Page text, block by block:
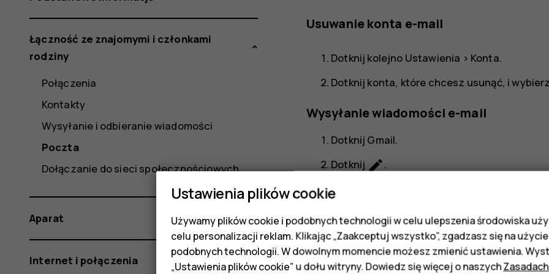
Usuwanie konta e-mail
Dotknij kolejno Ustawienia > Konta.
Dotknij konta, które chcesz usunąć, i wybierz
Wysyłanie wiadomości e-mail
Dotknij Gmail.
Dotknij create.
W polu
Wpisz temat i treść wiadomości e-mail.
Dotknijsend.
Łączność ze znajomymi i członkami
rodziny
Połączenia
Kontakty
Wysyłanie i odbieranie wiadomości
Poczta
Dołączanie do sieci społecznościowych
Aparat
Internet i połączenia
Ustawienia plików cookie
Używamy plików cookie i podobnych technologii w celu ulepszenia środowiska
celu personalizacji reklam. Klikając „Zaakceptuj wszystko”, zgadzasz się na
podobnych technologii. W dowolnym momencie możesz zmienić ustawienia.
„Ustawienia plików cookie” u dołu witryny. Dowiedz się więcej o naszych